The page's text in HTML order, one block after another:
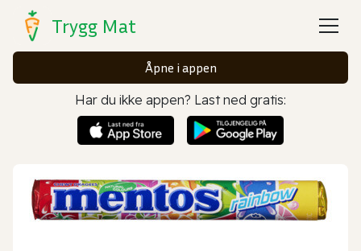
Trygg Mat
Åpne i appen
Har du ikke appen? Last ned gratis: